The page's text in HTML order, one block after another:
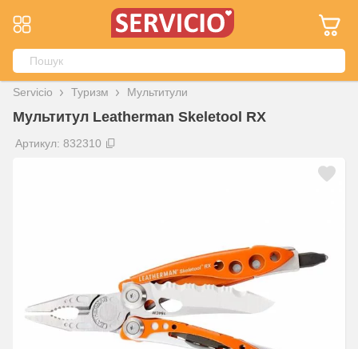
Servicio Туризм Мультитули
Мультитул Leatherman Skeletool RX
Артикул: 832310